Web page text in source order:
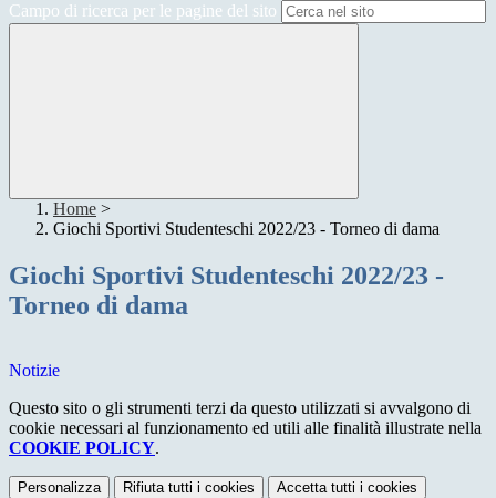
Campo di ricerca per le pagine del sito
Home >
Giochi Sportivi Studenteschi 2022/23 - Torneo di dama
Giochi Sportivi Studenteschi 2022/23 -
Torneo di dama
Notizie
Questo sito o gli strumenti terzi da questo utilizzati si avvalgono di
cookie necessari al funzionamento ed utili alle finalità illustrate nella
COOKIE POLICY.
Personalizza Rifiuta tutti i cookies Accetta tutti i cookies